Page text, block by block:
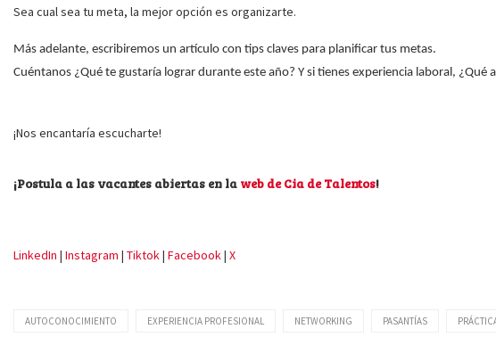
Sea cual sea tu meta, la mejor opción es organizarte.
Más adelante, escribiremos un artículo con tips claves para planificar tus metas.
Cuéntanos ¿Qué te gustaría lograr durante este año? Y si tienes experiencia laboral, ¿Qué
¡Nos encantaría escucharte!
¡Postula a las vacantes abiertas en la web de Cia de Talentos!
LinkedIn | Instagram | Tiktok| Facebook| X
AUTOCONOCIMIENTO EXPERIENCIA PROFESIONAL NETWORKING PASANTÍAS